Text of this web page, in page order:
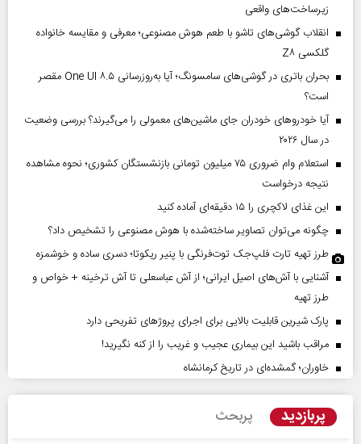
زیرساخت‌های واقعی
انقلاب گوشی‌های تاشو‌ با طعم هوش مصنوعی؛ معرفی و مقایسه خانواده
گلکسی Z۸
بحران باتری در گوشی‌های سامسونگ؛ آیا به‌روزرسانی One UI ۸.۵ مقصر
است؟
آیا خودروهای خودران جای ماشین‌های معمولی را می‌گیرند؟ بررسی وضعیت
در سال ۲۰۲۶
استعلام وام ضروری ۷۵ میلیون تومانی بازنشستگان کشوری؛ نحوه مشاهده
نتیجه درخواست
این غذای لاکچری را ۱۵ دقیقه‌ای آماده کنید
چگونه می‌توان تصاویر ساخته‌شده با هوش مصنوعی را تشخیص داد؟
طرز تهیه تارت فلپ‌جک توت‌فرنگی با پنیر ریکوتا؛ دسری ساده و خوشمزه
آشنایی با آش‌های اصیل ایرانی؛ از آش عباسعلی تا آش ترخینه + خواص و
طرز تهیه
پارک شیرین قابلیت‌ بالایی برای اجرای پروژهای تفریحی دارد
مراقب باشید این بیماری عجیب و غریب را از کنه نگیرید!
خاوران؛ گمشده‌ای در تاریخ کرمانشاه
پربازدید پربحث